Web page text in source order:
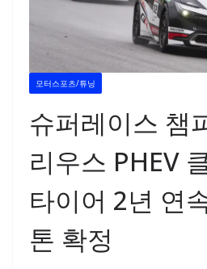
모터스포츠/튜닝
슈퍼레이스 챔
리우스 PHEV
타이어 2년 연
톤 확정